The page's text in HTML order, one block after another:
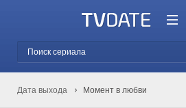
Дата выхода Момент в любви